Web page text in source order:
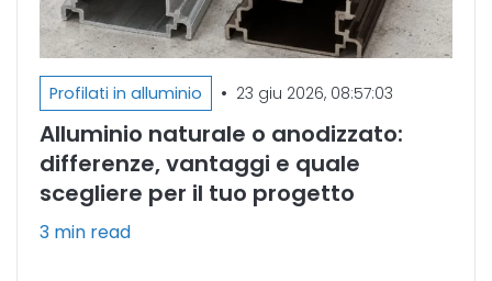
Profilati in alluminio • 23 giu 2026, 08:57:03
Alluminio naturale o anodizzato:
differenze, vantaggi e quale
scegliere per il tuo progetto
3 min read